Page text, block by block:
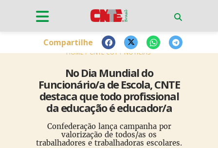
HOME CNTE-CUT NOTÍCIAS
No Dia Mundial do
Funcionário/a de Escola, CNTE
destaca que todo profissional
da educação é educador/a
Confederação lança campanha por
valorização de todos/as os
trabalhadores e trabalhadoras escolares.
Compartilhe